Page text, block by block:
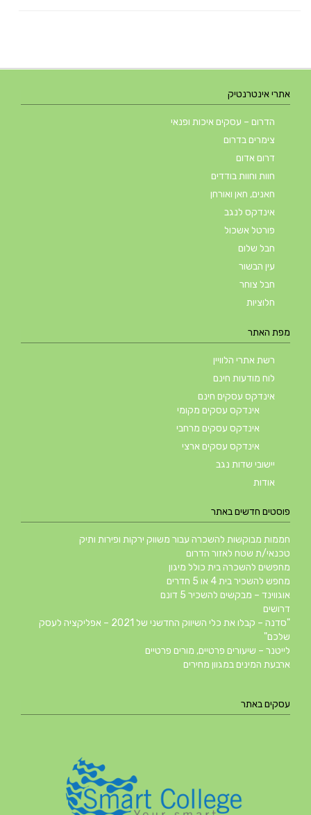
אתרי אינטרנטיק
הדרום – עסקים איכות ופנאי
צימרים בדרום
דרום אדום
חוות וחוות בודדים
חאנים, חאן ואורחן
אינדקס לנגב
פורטל אשכול
חבל שלום
עין הבשור
חבל צוחר
חלוציות
מפת האתר
רשת אתרי הלוויין
לוח מודעות חינם
אינדקס עסקים חינם
אינדקס עסקים מקומי
אינדקס עסקים מרחבי
אינדקס עסקים ארצי
יישובי שדות נגב
אודות
פוסטים חדשים באתר
חממות מבוקשות להשכרה עבור משווק ירקות ופירות ותיק
טכנאי/ת שטח לאזור הדרום
מחפשים להשכרה בית כולל מיגון
מחפש להשכיר בית 4 או 5 חדרים
אוגווינד – מבקשים להשכיר 5 דונם
דרושים
"סדנה – קבלו את כלי השיווק החדשני של 2021 – אפליקציה לעסק
שלכם"
לייטנר – שיעורים פרטיים, מורים פרטיים
ארבעת המינים במגוון מחירים
עסקים באתר